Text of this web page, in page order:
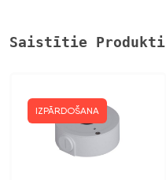
Saistītie Produkti
IZPĀRDOŠANA